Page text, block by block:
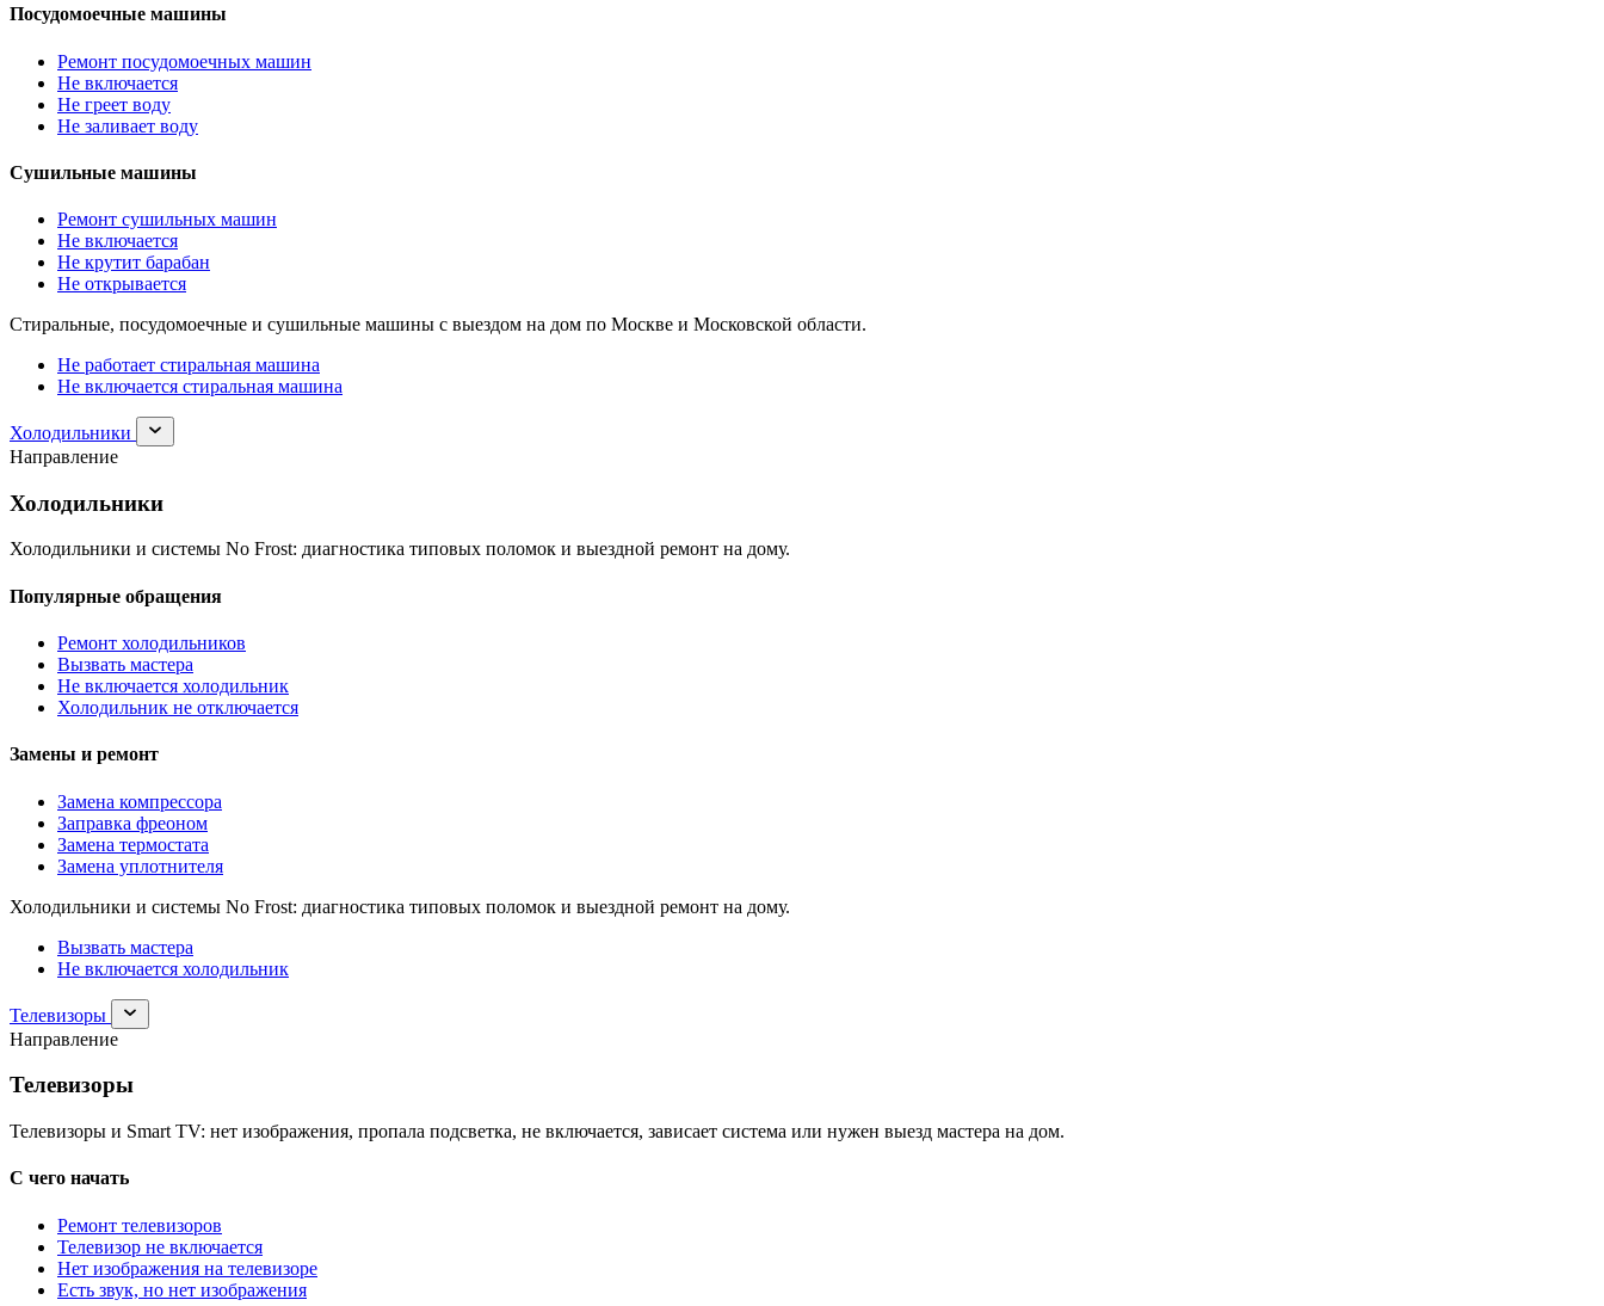
Посудомоечные машины
Ремонт посудомоечных машин
Не включается
Не греет воду
Не заливает воду
Сушильные машины
Ремонт сушильных машин
Не включается
Не крутит барабан
Не открывается
Стиральные, посудомоечные и сушильные машины с выездом на дом по Москве и Московской области.
Не работает стиральная машина
Не включается стиральная машина
Холодильники
Раскрыть
раздел
Направление
Холодильники
Холодильники и системы No Frost: диагностика типовых поломок и выездной ремонт на дому.
Популярные обращения
Ремонт холодильников
Вызвать мастера
Не включается холодильник
Холодильник не отключается
Замены и ремонт
Замена компрессора
Заправка фреоном
Замена термостата
Замена уплотнителя
Холодильники и системы No Frost: диагностика типовых поломок и выездной ремонт на дому.
Вызвать мастера
Не включается холодильник
Телевизоры
Раскрыть
раздел
Направление
Телевизоры
Телевизоры и Smart TV: нет изображения, пропала подсветка, не включается, зависает система или нужен выезд мастера на дом.
С чего начать
Ремонт телевизоров
Телевизор не включается
Нет изображения на телевизоре
Есть звук, но нет изображения